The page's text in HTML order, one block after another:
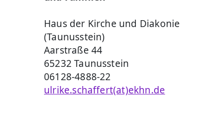
Haus der Kirche und Diakonie
(Taunusstein)
Aarstraße 44
65232 Taunusstein
06128-4888-22
ulrike.schaffert(at)ekhn.de